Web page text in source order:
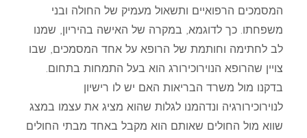
המסמכים הרפואיים ותשאול מעמיק של החולה ובני
משפחתו. כך לדוגמא, במקרה של האישה בהיריון, שמנו
לב לחתימה וחותמת של הרופא על אחד המסמכים, שבו
צויין שהרופא הנוירוכירורג הוא בעל התמחות בתחום.
בדקנו מול משרד הבריאות האם יש לו רישיון
לנוירוכירורגיה ונדהמנו לגלות שהוא מציג את עצמו במצג
שווא מול החולים שאותם הוא מקבל באחד מבתי החולים